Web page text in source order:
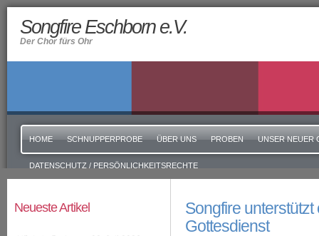
Songfire Eschborn e.V.
Der Chor fürs Ohr
HOME SCHNUPPERPROBE ÜBER UNS PROBEN UNSER NEUER
DATENSCHUTZ / PERSÖNLICHKEITSRECHTE
Songfire
Gottesdienst
Neueste Artikel